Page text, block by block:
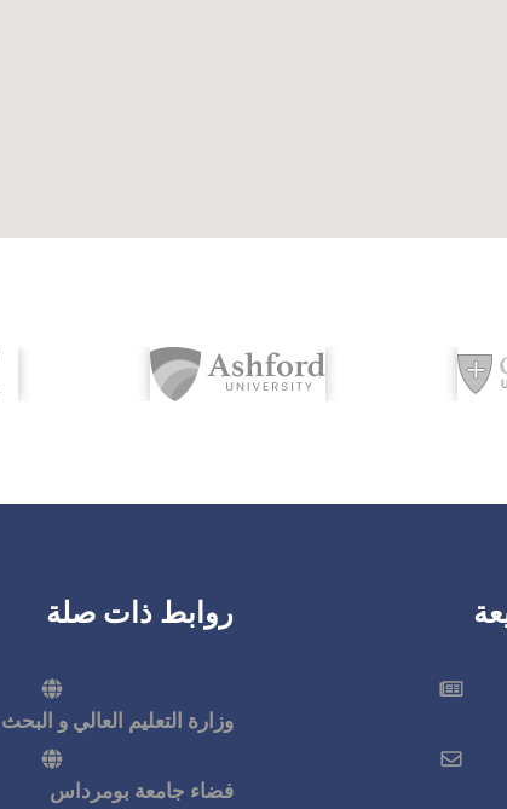
روابط ذات صلة
وزارة التعليم العالي و
فضاء جامعة بومرداس